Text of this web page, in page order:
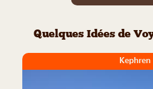
Quelques Idées de
Kephren